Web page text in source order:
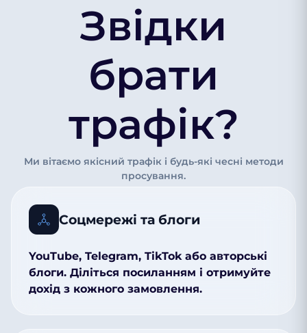
Звідки
брати
трафік?
Ми вітаємо якісний трафік і будь-які чесні методи
просування.
Соцмережі та блоги
YouTube, Telegram, TikTok або авторські
блоги. Діліться посиланням і отримуйте
дохід з кожного замовлення.